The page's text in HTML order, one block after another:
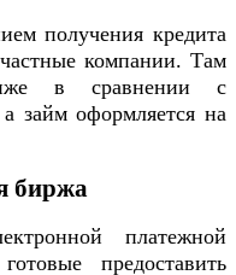
получения кредита
компании. Там
в сравнении с
займ оформляется на
биржа
платежной
предоставить